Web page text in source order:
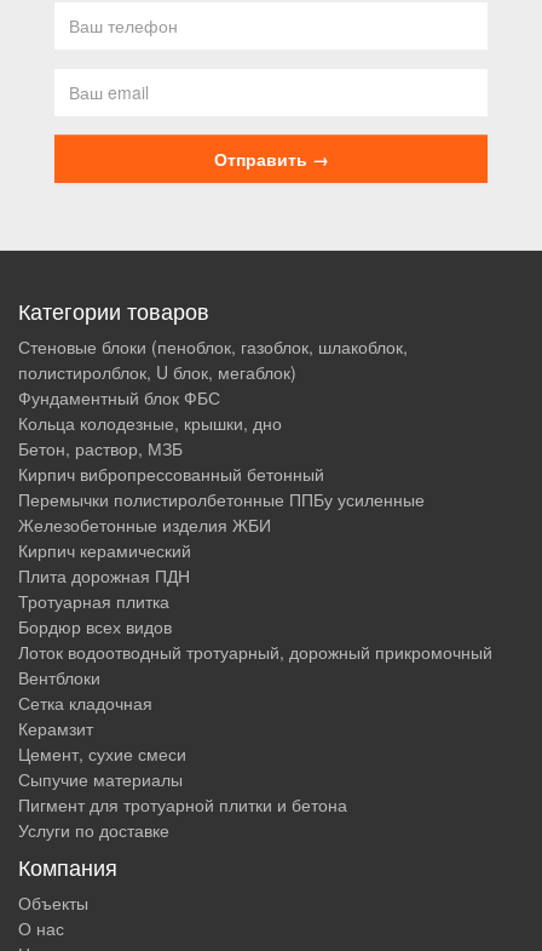
Категории товаров
Стеновые блоки (пеноблок, газоблок, шлакоблок,
полистиролблок, U блок, мегаблок)
Фундаментный блок ФБС
Кольца колодезные, крышки, дно
Бетон, раствор, МЗБ
Кирпич вибропрессованный бетонный
Перемычки полистиролбетонные ППБу усиленные
Железобетонные изделия ЖБИ
Кирпич керамический
Плита дорожная ПДН
Тротуарная плитка
Бордюр всех видов
Лоток водоотводный тротуарный, дорожный прикромочный
Вентблоки
Сетка кладочная
Керамзит
Цемент, сухие смеси
Сыпучие материалы
Пигмент для тротуарной плитки и бетона
Услуги по доставке
Компания
Объекты
О нас